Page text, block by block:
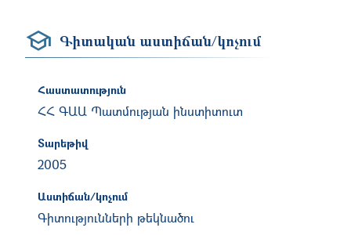
Գիտական աստիճան/կոչում
Հաստատություն
ՀՀ ԳԱԱ Պատմության ինստիտուտ
Տարեթիվ
2005
Աստիճան/կոչում
Գիտությունների թեկնածու